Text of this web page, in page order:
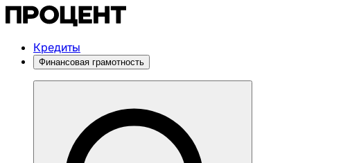
Кредиты
Финансовая грамотность